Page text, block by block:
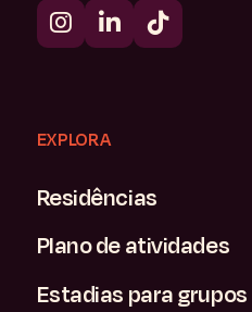
EXPLORA
Residências
Plano de atividades
Estadias para grupos